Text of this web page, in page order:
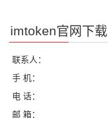
imtoken官网下载
联系人：
手 机：
电 话：
邮 箱：